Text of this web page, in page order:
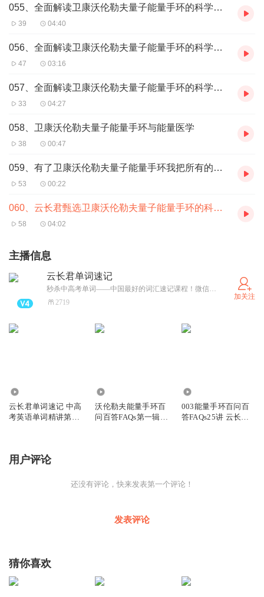
055、全面解读卫康沃伦勒夫量子能量手环的科学技术及工作原理一
39 04:40
056、全面解读卫康沃伦勒夫量子能量手环的科学技术及工作原理二
47 03:16
057、全面解读卫康沃伦勒夫量子能量手环的科学技术及工作原理三
33 04:27
058、卫康沃伦勒夫量子能量手环与能量医学
38 00:47
059、有了卫康沃伦勒夫量子能量手环我把所有的保健品都扔了
53 00:22
060、云长君甄选卫康沃伦勒夫量子能量手环的科学技术和工作原理
58 04:02
主播信息
云长君单词速记
秒杀中高考单词——中国最好的词汇速记课程！微信公众号：YSYSPM
2719
加关注
云长君单词速记 中高
考英语单词精讲第01
沃伦勒夫能量手环百
问百答FAQs第一辑40
003能量手环百问百
答FAQs25讲 云长君
用户评论
还没有评论，快来发表第一个评论！
发表评论
猜你喜欢